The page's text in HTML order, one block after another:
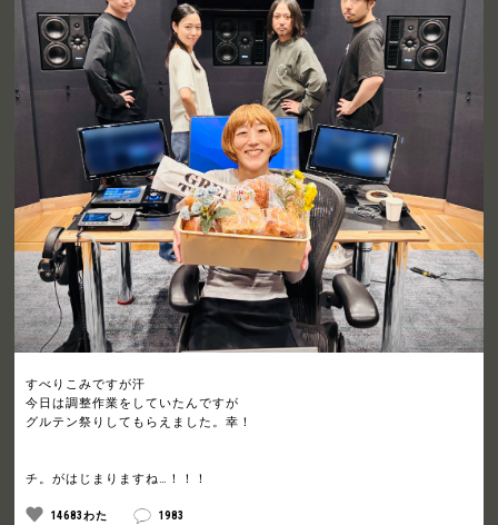
すべりこみですが汗
今日は調整作業をしていたんですが
グルテン祭りしてもらえました。幸！
チ。がはじまりますね…！！！
14683わた 1983